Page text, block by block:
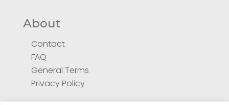
About
Contact
FAQ
General Terms
Privacy Policy